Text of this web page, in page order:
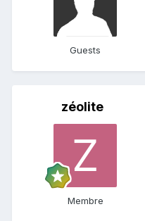
Guests
zéolite
Membre